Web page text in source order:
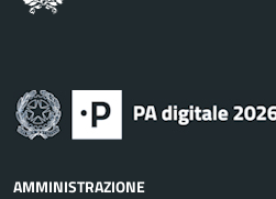
AMMINISTRAZIONE